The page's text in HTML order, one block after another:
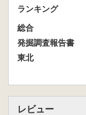
ランキング
総合
発掘調査報告書
東北
レビュー